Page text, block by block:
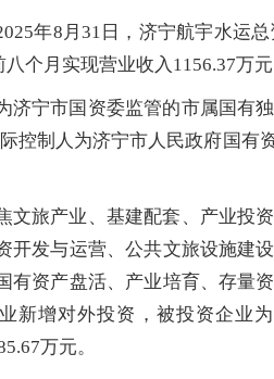
年8月31日，济宁航宇水运
个月实现营业收入1156.37万元
济宁市国资委监管的市属国有
控制人为济宁市人民政府国有
文旅产业、基建配套、产业投
开发与运营、公共文旅设施建
有资产盘活、产业培育、存量
新增对外投资，被投资企业
万元。